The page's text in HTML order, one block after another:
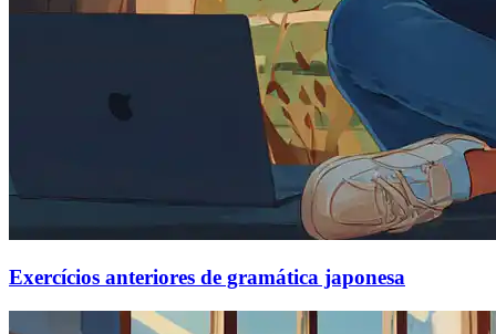
Exercícios anteriores de gramática japonesa